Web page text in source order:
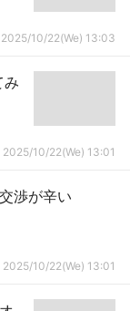
2025/10/22(We) 13:03
み
2025/10/22(We) 13:01
渉が辛い
2025/10/22(We) 13:01